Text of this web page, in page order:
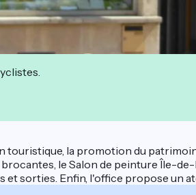
la promotion du
le Salon de peinture Île-
et sorties. Enfin, l'office propose